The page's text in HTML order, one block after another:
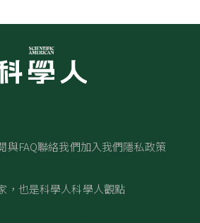
與FAQ聯絡我們加入我們隱私政策
，也是科學人科學人觀點